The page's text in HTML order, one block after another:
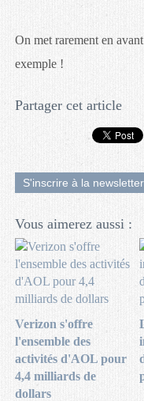
On met rarement en
exemple !
Partager cet article
S'inscrire à la newsletter
Vous aimerez aussi :
Verizon s'offre
l'ensemble des
activités d'AOL pour
4,4 milliards de
dollars